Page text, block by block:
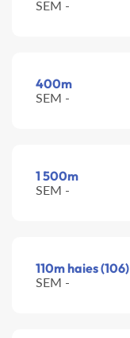
SEM -
400m
SEM -
1 500m
SEM -
110m haies (106)
SEM -